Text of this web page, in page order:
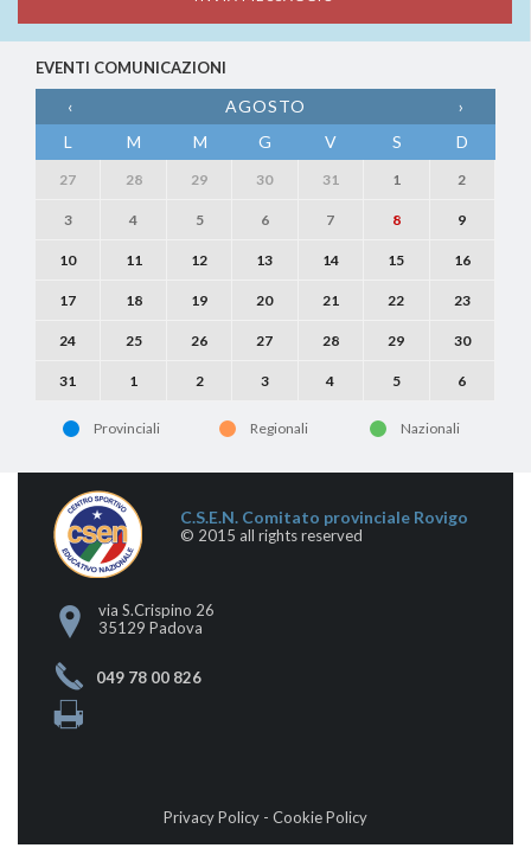
EVENTI COMUNICAZIONI
‹ AGOSTO
›
L
M M G V S D
27 28 29 30 31 1 2
3 4 5 6 7 8 9
10 11 12 13 14 15 16
17 18 19 20 21 22 23
24 25 26 27 28 29 30
31 1 2 3 4 5 6
Provinciali Regionali Nazionali
C.S.E.N. Comitato provinciale Rovigo
© 2015 all rights reserved
via S.Crispino 26
35129 Padova
049 78 00 826
Privacy Policy - Cookie Policy